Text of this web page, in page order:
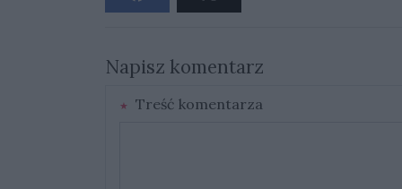
Napisz komentarz
Treść komentarza